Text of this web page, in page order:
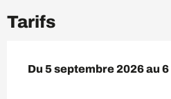
Tarifs
Du 5 septembre 2026au 6
Du 5 septembre 2026au 6